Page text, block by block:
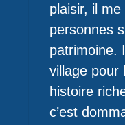
plaisir, il
personnes
patrimoine.
village pour
histoire
c’est